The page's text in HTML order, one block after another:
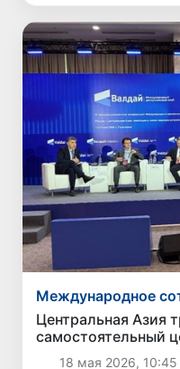
Международное
Центральная Азия
самостоятельный
роста и
18 мая 2026, 10:45